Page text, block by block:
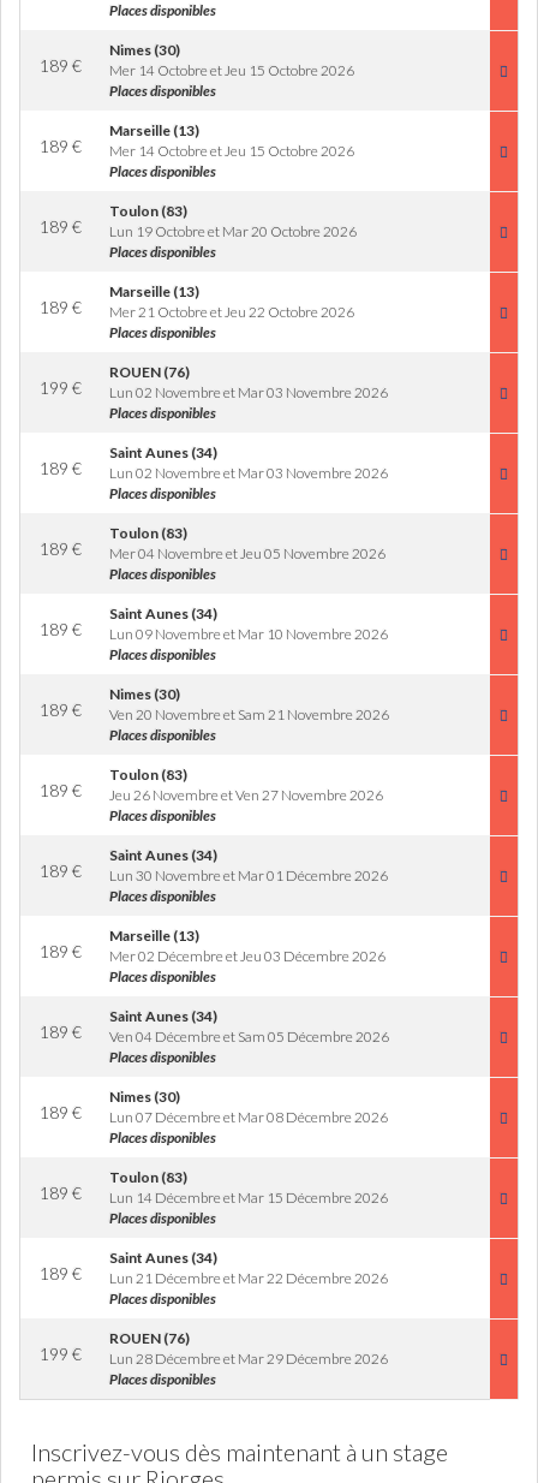
Places disponibles
189 €
Nimes (30)
Mer 14 Octobre et Jeu 15 Octobre 2026
Places disponibles
189 €
Marseille (13)
Mer 14 Octobre et Jeu 15 Octobre 2026
Places disponibles
189 €
Toulon (83)
Lun 19 Octobre et Mar 20 Octobre 2026
Places disponibles
189 €
Marseille (13)
Mer 21 Octobre et Jeu 22 Octobre 2026
Places disponibles
199 €
ROUEN (76)
Lun 02 Novembre et Mar 03 Novembre 2026
Places disponibles
189 €
Saint Aunes (34)
Lun 02 Novembre et Mar 03 Novembre 2026
Places disponibles
189 €
Toulon (83)
Mer 04 Novembre et Jeu 05 Novembre 2026
Places disponibles
189 €
Saint Aunes (34)
Lun 09 Novembre et Mar 10 Novembre 2026
Places disponibles
189 €
Nimes (30)
Ven 20 Novembre et Sam 21 Novembre 2026
Places disponibles
189 €
Toulon (83)
Jeu 26 Novembre et Ven 27 Novembre 2026
Places disponibles
189 €
Saint Aunes (34)
Lun 30 Novembre et Mar 01 Décembre 2026
Places disponibles
189 €
Marseille (13)
Mer 02 Décembre et Jeu 03 Décembre 2026
Places disponibles
189 €
Saint Aunes (34)
Ven 04 Décembre et Sam 05 Décembre 2026
Places disponibles
189 €
Nimes (30)
Lun 07 Décembre et Mar 08 Décembre 2026
Places disponibles
189 €
Toulon (83)
Lun 14 Décembre et Mar 15 Décembre 2026
Places disponibles
189 €
Saint Aunes (34)
Lun 21 Décembre et Mar 22 Décembre 2026
Places disponibles
199 €
ROUEN (76)
Lun 28 Décembre et Mar 29 Décembre 2026
Places disponibles
Inscrivez-vous dès maintenant à un stage